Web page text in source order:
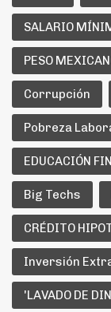
SALARIO
PESO
Corrupción
Pobreza
EDUCACIÓN
Big Techs
CRÉDITO
Inversión
'LAVADO DE